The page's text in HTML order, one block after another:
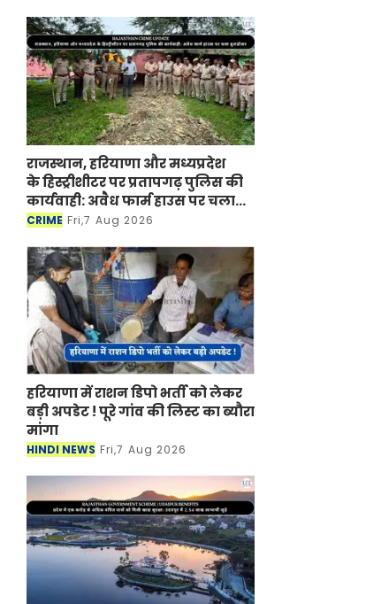
राजस्थान, हरियाणा और मध्यप्रदेश
के हिस्ट्रीशीटर पर प्रतापगढ़ पुलिस की
कार्यवाही: अवैध फार्म हाउस पर चला
बुलडोजर
CRIME Fri,7 Aug 2026
हरियाणा में राशन डिपो भर्ती को लेकर
बड़ी अपडेट ! पूरे गांव की लिस्ट का ब्यौरा
मांगा
HINDI NEWS Fri,7 Aug 2026